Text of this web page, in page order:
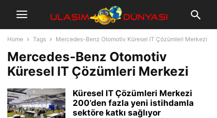
Home Tags Mercedes-Benz Otomotiv Küresel IT Çözümleri Merkezi
Mercedes-Benz Otomotiv
Küresel IT Çözümleri Merkezi
Küresel IT Çözümleri Merkezi
200’den fazla yeni istihdamla
sektöre katkı sağlıyor